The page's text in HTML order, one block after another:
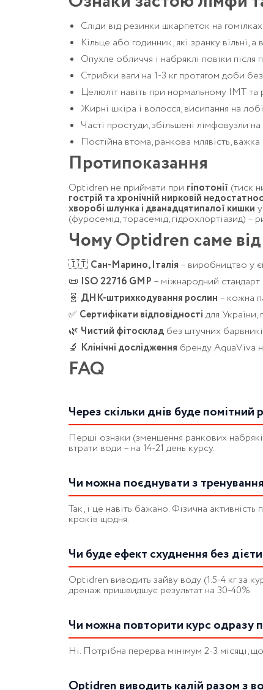
Сліди від резинки шкарпеток на
Кільце або годинник, які зранку вільні, а
Опухле обличчя і набряклі повіки після
Стрибки ваги на 1-3 кг протягом доби
Целюліт навіть при нормальному ІМТ та
Жирні шкіра і волосся, висипання на
Часті простуди, збільшені лімфовузли
Постійна втома, ранкова млявість,
Протипоказання
Optidren не приймати при гіпотонії (тиск
гострій та хронічній нирковій
хворобі шлунка і дванадцятипалої кишки
(фуросемід, торасемід, гідрохлортіазид) –
Чому Optidren саме
🇮🇹 Сан-Марино, Італія – виробництво у
📜 ISO 22716 GMP – міжнародний
🧬 ДНК-штрихкодування рослин – кожна
✅ Сертифікати відповідності для
🌿 Чистий фітосклад без штучних
🔬 Клінічні дослідження бренду AquaViva
FAQ
Через скільки днів буде помітний
Перші ознаки (зменшення ранкових
втрати води – на 14-21 день курсу.
Чи можна поєднувати з
Так, і це навіть бажано. Фізична
кроків щодня.
Чи буде ефект схуднення без
Optidren виводить зайву воду (1.5-4 кг за
дренаж пришвидшує результат на 30-40%.
Чи можна повторити курс одразу
Ні. Потрібна перерва мінімум 2-3 місяці,
Optidren виводить калій разом з